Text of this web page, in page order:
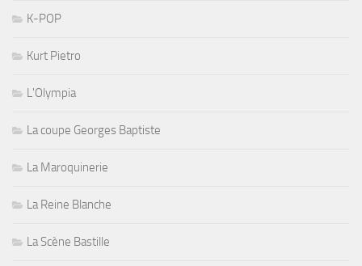
K-POP
Kurt Pietro
L'Olympia
La coupe Georges Baptiste
La Maroquinerie
La Reine Blanche
La Scène Bastille